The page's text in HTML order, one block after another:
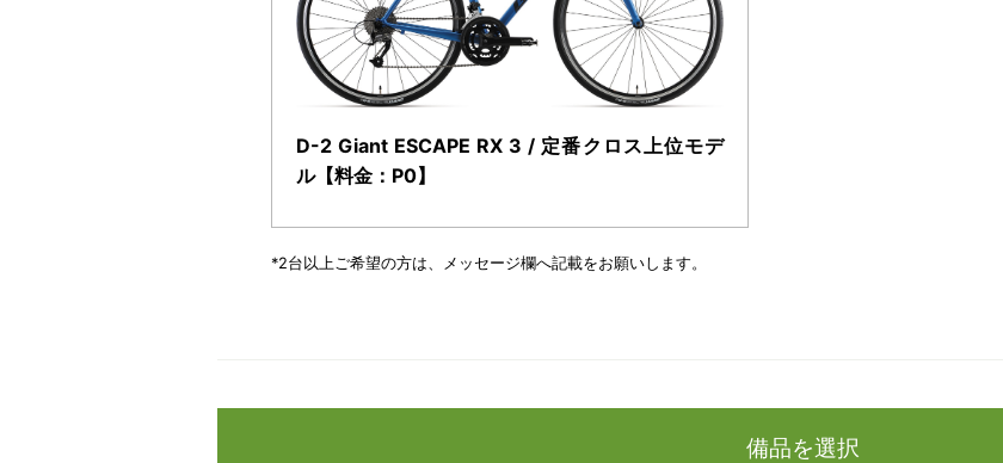
D-2 Giant ESCAPE RX 3 / 定番クロス上位モデ
ル【料金：P0】
*2台以上ご希望の方は、メッセージ欄へ記載をお願いします。
備品を選択